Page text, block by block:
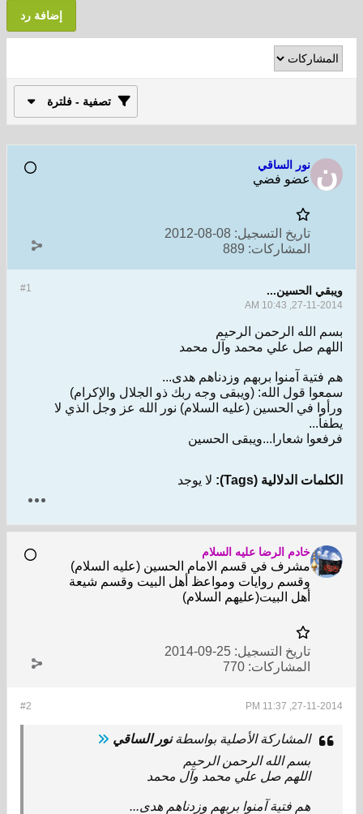
إضافة رد
تصفية - فلترة
نور الساقي
عضو فضي
تاريخ التسجيل: 08-08-2012
المشاركات: 889
#1 ويبقي الحسين...
27-11-2014, 10:43 AM
بسم الله الرحمن الرحيم
اللهم صل علي محمد وآل محمد
هم فتية آمنوا بربهم وزدناهم هدى...
سمعوا قول الله: (ويبقى وجه ربك ذو الجلال والإكرام)
ورأوا في الحسين (عليه السلام) نور الله عز وجل الذي لا
يطفأ...
فرفعوا شعارا...ويبقى الحسين
الكلمات الدلالية (Tags): لا يوجد
خادم الرضا عليه السلام
مشرف في قسم الامام الحسين (عليه السلام)
وقسم روايات ومواعظ أهل البيت وقسم شيعة
أهل البيت(عليهم السلام)
تاريخ التسجيل: 25-09-2014
المشاركات: 770
#2 27-11-2014, 11:37 PM
المشاركة الأصلية بواسطةنور الساقي
بسم الله الرحمن الرحيم
اللهم صل علي محمد وآل محمد
هم فتية آمنوا بربهم وزدناهم هدى...